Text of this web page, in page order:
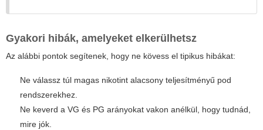
Gyakori hibák, amelyeket elkerülhetsz
Az alábbi pontok segítenek, hogy ne kövess el tipikus hibákat:
Ne válassz túl magas nikotint alacsony teljesítményű pod
rendszerekhez.
Ne keverd a VG és PG arányokat vakon anélkül, hogy tudnád,
mire jók.